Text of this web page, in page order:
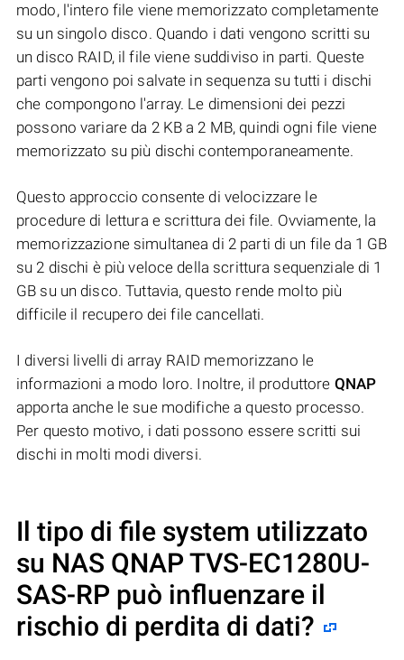
modo, l'intero file viene memorizzato completamente
su un singolo disco. Quando i dati vengono scritti su
un disco RAID, il file viene suddiviso in parti. Queste
parti vengono poi salvate in sequenza su tutti i dischi
che compongono l'array. Le dimensioni dei pezzi
possono variare da 2 KB a 2 MB, quindi ogni file viene
memorizzato su più dischi contemporaneamente.
Questo approccio consente di velocizzare le
procedure di lettura e scrittura dei file. Ovviamente, la
memorizzazione simultanea di 2 parti di un file da 1 GB
su 2 dischi è più veloce della scrittura sequenziale di 1
GB su un disco. Tuttavia, questo rende molto più
difficile il recupero dei file cancellati.
I diversi livelli di array RAID memorizzano le
informazioni a modo loro. Inoltre, il produttore QNAP
apporta anche le sue modifiche a questo processo.
Per questo motivo, i dati possono essere scritti sui
dischi in molti modi diversi.
Il tipo di file system utilizzato
su NAS QNAP TVS-EC1280U-
SAS-RP può influenzare il
rischio di perdita di dati?